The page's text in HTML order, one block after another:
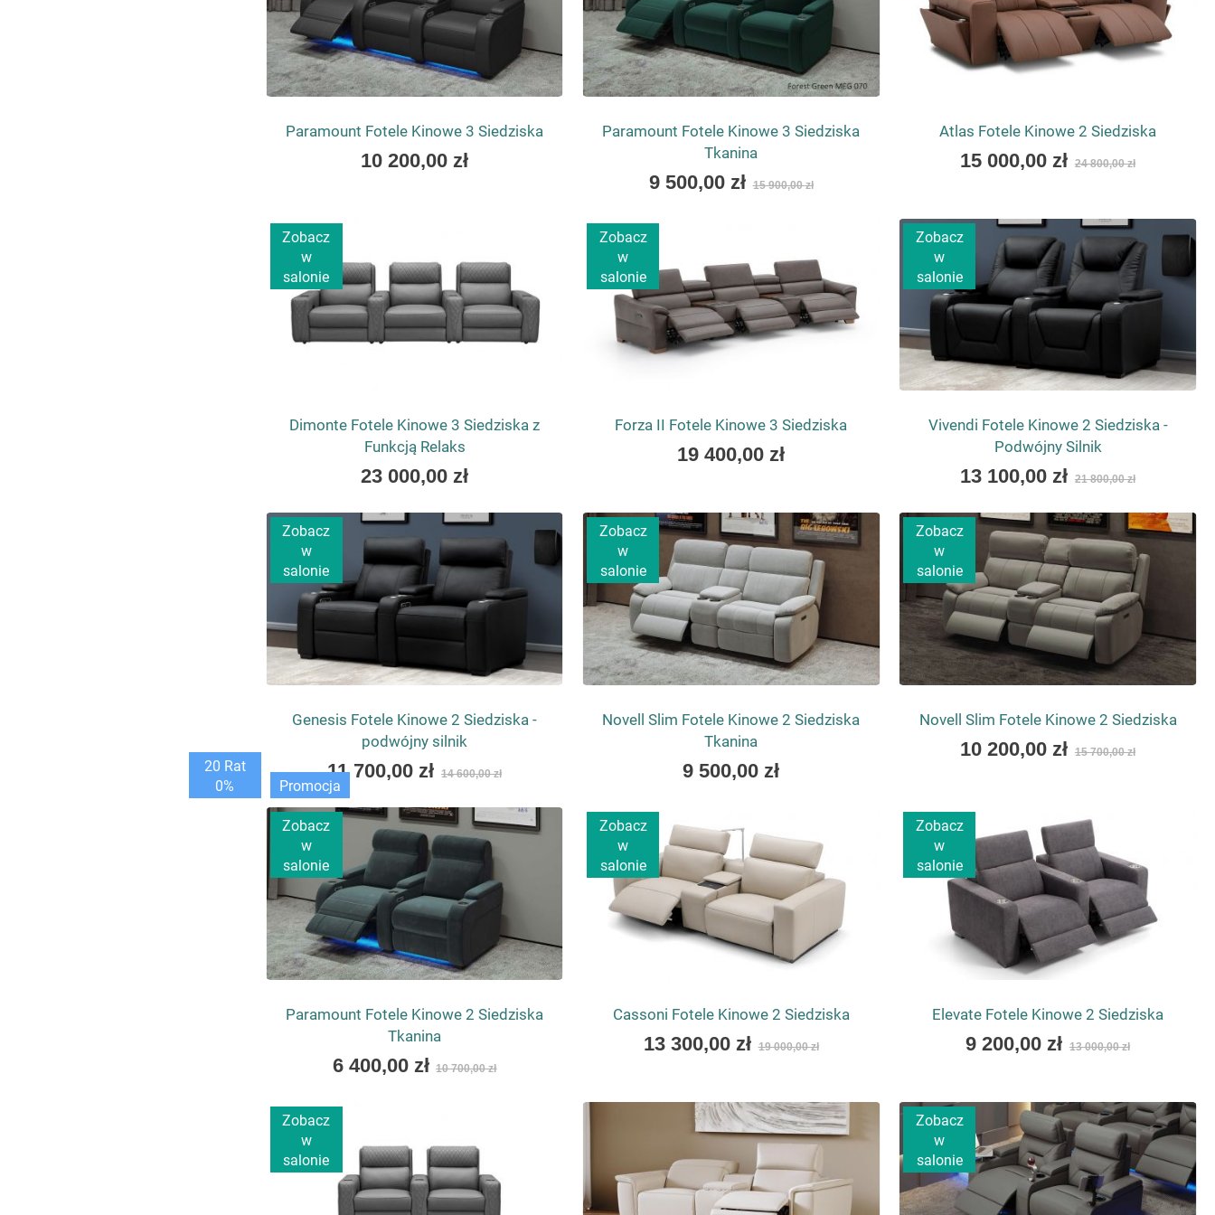
Paramount Fotele Kinowe 3 Siedziska
As
10 200,00 zł
Paramount Fotele Kinowe 3 Siedziska
Tkanina
As
9 500,00 zł 15 900,00 zł
Atlas Fotele Kinowe 2 Siedziska
As
15 000,00 zł 24 800,00 zł
Zobacz
w
salonie
Dimonte Fotele Kinowe 3 Siedziska z
Funkcją Relaks
As
as
23 000,00 zł
Zobacz
w
salonie
Forza II Fotele Kinowe 3 Siedziska
As
19 400,00 zł
Zobacz
w
salonie
Vivendi Fotele Kinowe 2 Siedziska -
Podwójny Silnik
As
as
13 100,00 zł 21 800,00 zł
Zobacz
w
salonie
Genesis Fotele Kinowe 2 Siedziska -
podwójny silnik
As
low
as
11 700,00 zł 14 600,00 zł
Zobacz
w
salonie
Novell Slim Fotele Kinowe 2 Siedziska
Tkanina
As
9 500,00 zł
Zobacz
w
salonie
Novell Slim Fotele Kinowe 2 Siedziska
As
10 200,00 zł 15 700,00 zł
Zobacz
w
salonie
20 Rat
0%
Promocja
Paramount Fotele Kinowe 2 Siedziska
Tkanina
As
6 400,00 zł 10 700,00 zł
Zobacz
w
salonie
Cassoni Fotele Kinowe 2 Siedziska
As
13 300,00 zł 19 000,00 zł
Zobacz
w
salonie
Elevate Fotele Kinowe 2 Siedziska
As
9 200,00 zł 13 000,00 zł
Zobacz
w
salonie
Zobacz
w
salonie